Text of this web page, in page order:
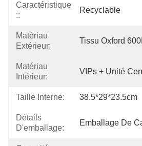
Caractéristique
::
Recyclable
Matériau
Extérieur:
Tissu Oxford
Matériau
Intérieur:
VIPs + Unité
Taille Interne: 38.5*29*23.5cm
Détails
D'emballage:
Emballage De